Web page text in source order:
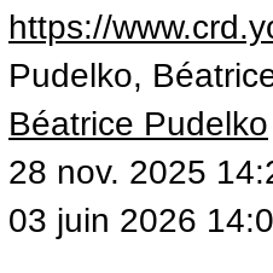
https://
Pudelko,
Béatrice Pudelko
28 nov. 2025
03 juin 2026